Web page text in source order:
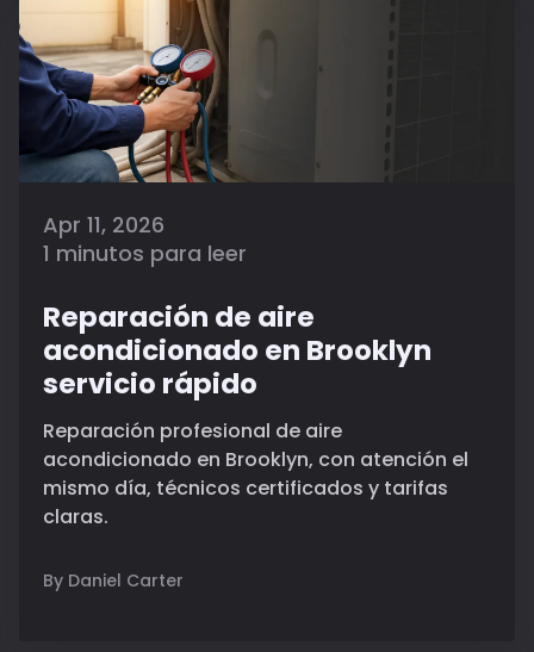
Apr 11, 2026
1 minutos para leer
Reparación de aire
acondicionado en Brooklyn
servicio rápido
Reparación profesional de aire
acondicionado en Brooklyn, con atención el
mismo día, técnicos certificados y tarifas
claras.
By Daniel Carter